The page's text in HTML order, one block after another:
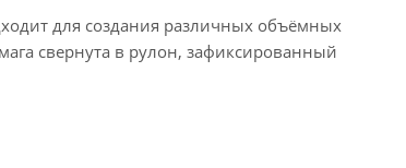
для создания различных объёмных
свернута в рулон, зафиксированный